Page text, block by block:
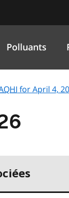
Polluants
for April 4,